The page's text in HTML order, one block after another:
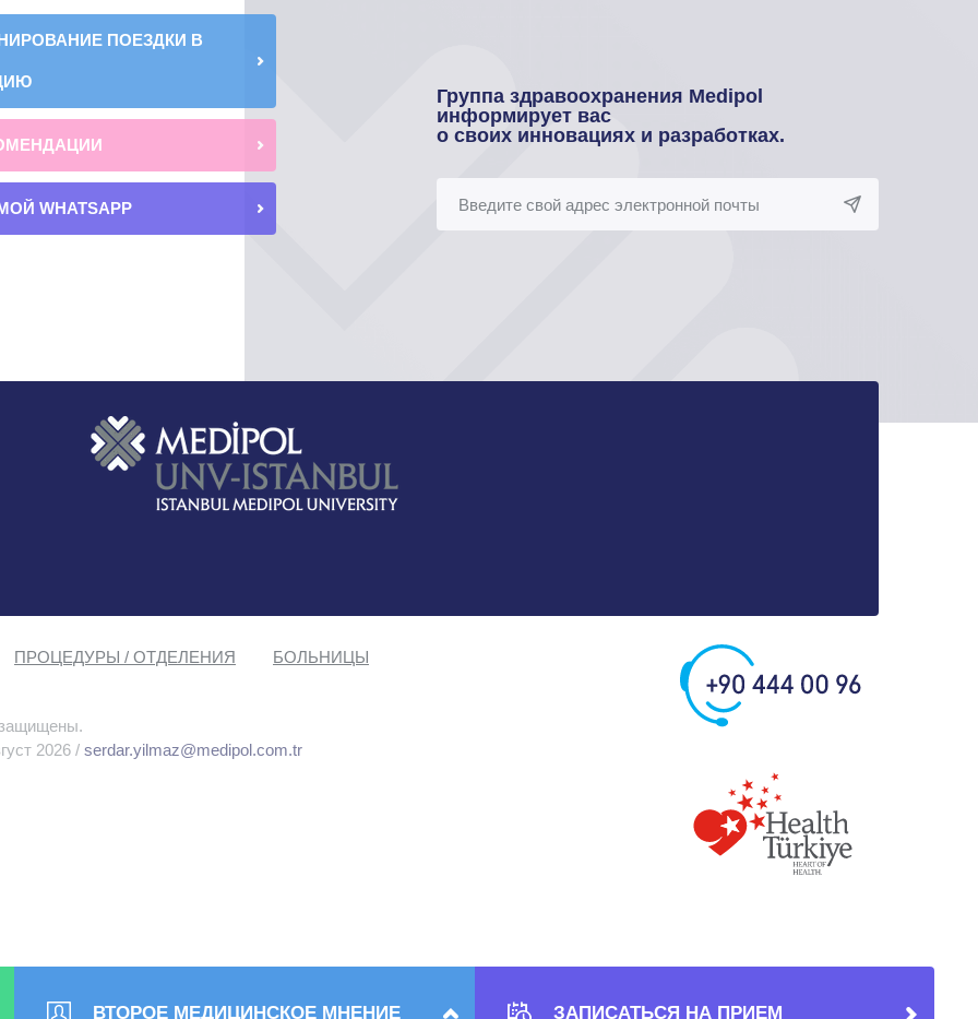
ПОЕЗДКИ В
WHATSAPP
Группа здравоохранения Medipol
информирует вас
о своих инновациях и разработках.
ПРОЦЕДУРЫ / ОТДЕЛЕНИЯ
БОЛЬНИЦЫ
2026 / serdar.yilmaz@medipol.com.tr
ВТОРОЕ МЕДИЦИНСКОЕ МНЕНИЕ ЗАПИСАТЬСЯ НА ПРИЕМ